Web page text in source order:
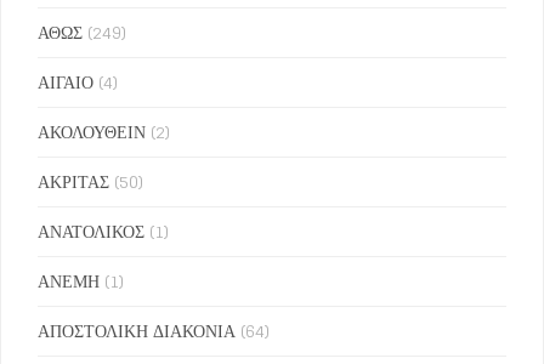
ΑΘΩΣ (249)
ΑΙΓΑΙΟ (4)
ΑΚΟΛΟΥΘΕΙΝ (2)
ΑΚΡΙΤΑΣ (50)
ΑΝΑΤΟΛΙΚΟΣ (1)
ΑΝΕΜΗ (1)
ΑΠΟΣΤΟΛΙΚΗ ΔΙΑΚΟΝΙΑ (64)